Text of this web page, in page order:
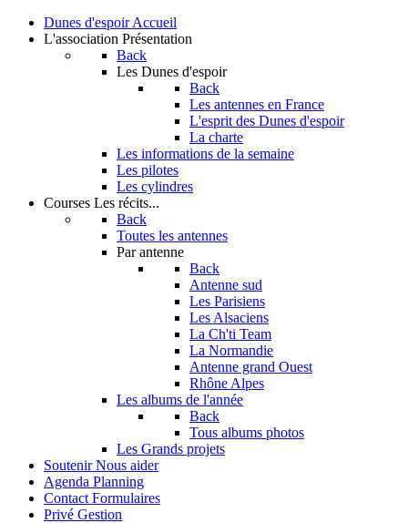
Dunes d'espoir Accueil
L'association Présentation
Back
Les Dunes d'espoir
Back
Les antennes en France
L'esprit des Dunes d'espoir
La charte
Les informations de la semaine
Les pilotes
Les cylindres
Courses Les récits...
Back
Toutes les antennes
Par antenne
Back
Antenne sud
Les Parisiens
Les Alsaciens
La Ch'ti Team
La Normandie
Antenne grand Ouest
Rhône Alpes
Les albums de l'année
Back
Tous albums photos
Les Grands projets
Soutenir Nous aider
Agenda Planning
Contact Formulaires
Privé Gestion